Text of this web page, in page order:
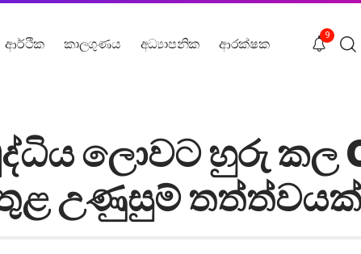
ආර්ථික කාලගුණය අධ්‍යාපනික ආරක්ෂක
9
ලොවට හුරු කල
තුළ උණුසුම්